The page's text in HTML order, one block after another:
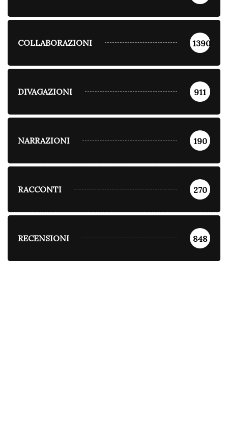
COLLABORAZIONI 1390
DIVAGAZIONI 911
NARRAZIONI 190
RACCONTI 270
RECENSIONI 848